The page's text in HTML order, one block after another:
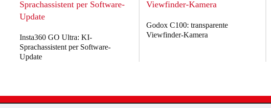
Insta360 GO Ultra: KI-
Sprachassistent per Software-
Update
Godox C100: transparente
Viewfinder-Kamera